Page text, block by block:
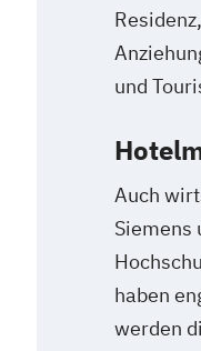
und
Auch
Siemens
haben
werden